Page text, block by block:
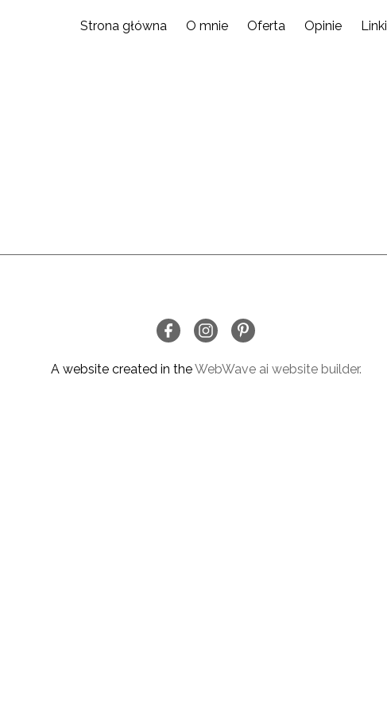
Strona główna O mnie Oferta Opinie Linki
A website created in theWebWave ai website builder.